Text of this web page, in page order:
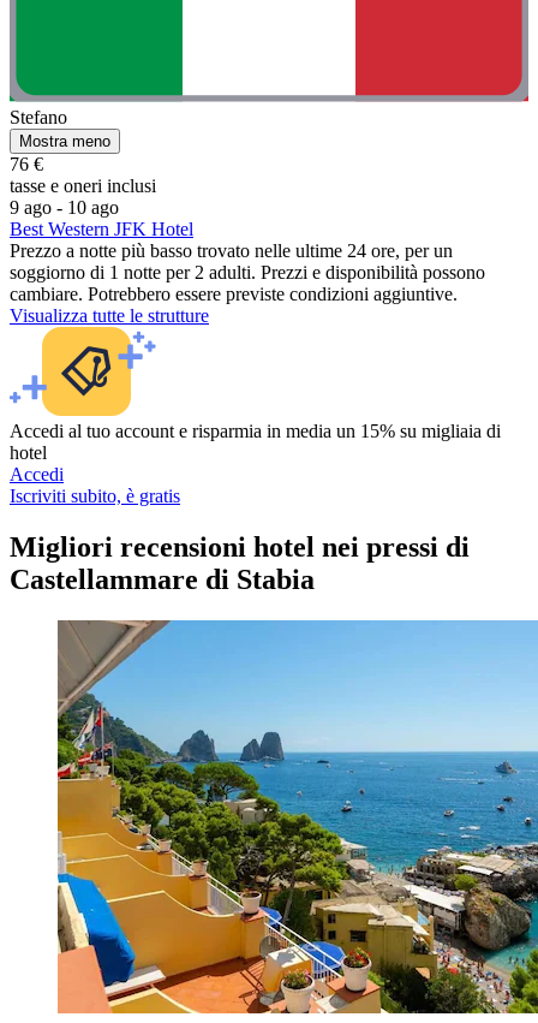
Stefano
Mostra meno
76 €
tasse e oneri inclusi
9 ago - 10 ago
Best Western JFK Hotel
Prezzo a notte più basso trovato nelle ultime 24 ore, per un
soggiorno di 1 notte per 2 adulti. Prezzi e disponibilità possono
cambiare. Potrebbero essere previste condizioni aggiuntive.
Visualizza tutte le strutture
Accedi al tuo account e risparmia in media un 15% su migliaia di
hotel
Accedi
Iscriviti subito, è gratis
Migliori recensioni hotel nei pressi di
Castellammare di Stabia